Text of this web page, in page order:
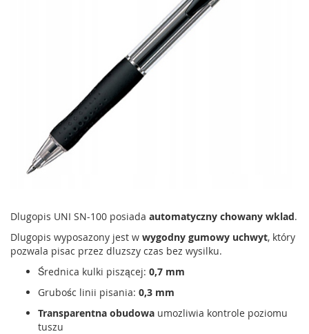
Dlugopis UNI SN-100 posiada automatyczny chowany wklad.
Dlugopis wyposazony jest w wygodny gumowy uchwyt, który
pozwala pisac przez dluzszy czas bez wysilku.
Średnica kulki piszącej: 0,7 mm
Grubośc linii pisania: 0,3 mm
Transparentna obudowa umozliwia kontrole poziomu
tuszu